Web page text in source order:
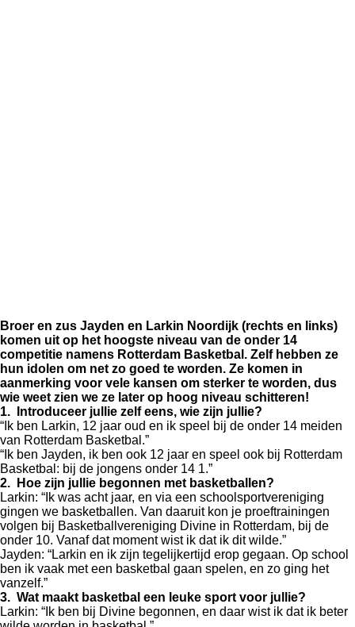
Broer en zus Jayden en Larkin Noordijk (rechts en links)
komen uit op het hoogste niveau van de onder 14
competitie namens Rotterdam Basketbal. Zelf hebben ze
hun idolen om net zo goed te worden. Ze komen in
aanmerking voor vele kansen om sterker te worden, dus
wie weet zien we ze later op hoog niveau schitteren!
1. Introduceer jullie zelf eens, wie zijn jullie?
“Ik ben Larkin, 12 jaar oud en ik speel bij de onder 14 meiden
van Rotterdam Basketbal.”
“Ik ben Jayden, ik ben ook 12 jaar en speel ook bij Rotterdam
Basketbal: bij de jongens onder 14 1.”
2. Hoe zijn jullie begonnen met basketballen?
Larkin: “Ik was acht jaar, en via een schoolsportvereniging
gingen we basketballen. Van daaruit kon je proeftrainingen
volgen bij Basketballvereniging Divine in Rotterdam, bij de
onder 10. Vanaf dat moment wist ik dat ik dit wilde.”
Jayden: “Larkin en ik zijn tegelijkertijd erop gegaan. Op school
ben ik vaak met een basketbal gaan spelen, en zo ging het
vanzelf.”
3. Wat maakt basketbal een leuke sport voor jullie?
Larkin: “Ik ben bij Divine begonnen, en daar wist ik dat ik beter